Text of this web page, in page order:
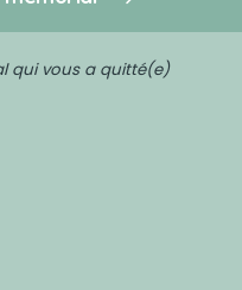
qui vous a quitté(e)